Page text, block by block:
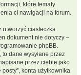
które tematy
ci nawigacji na forum.
utworzyć ciasteczka
dokument nie dotyczy –
phpBB.
dane wysyłane przez
przez ciebie jako
konta użytkownika